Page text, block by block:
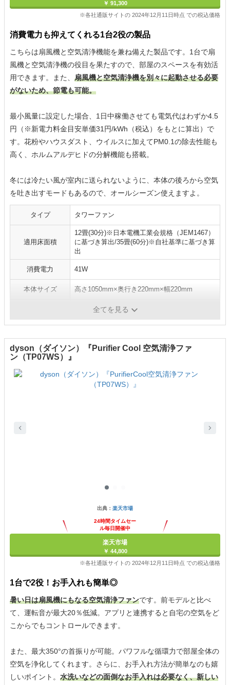
￥ 91,300
※各社通販サイトの 2024年12月11日時点 での税込価格
消費電力も抑えてくれる1台2役の製品
こちらは扇風機と空気清浄機能を兼ね備えた製品です。1台で扇
風機と空気清浄機の役目を果たすので、部屋のスペースを有効活
用できます。また、 扇風機と空気清浄機を別々に起動させる必要
がないため、節電も可能。
最小風量に設定した場合、1日中稼働させても電気代はわずか4.5
円（※新電力料金目安単価31円/kWh（税込）をもとに算出）で
す。花粉やハウスダスト、ウイルスに加えてPM0.1の除去性能も
高く、ホルムアルデヒドの分解機能も搭載。
冬には冷たい風が室内に送られないように、本体の後ろから空気
を吐き出すモードもあるので、オールシーズン使えますよ。
タイプ タワーファン
適用床面積
12畳(30分)※日本電機工業会規格（JEM1467）
に基づき算出/35畳(60分)※自社基準に基づき算
出
消費電力 41W
本体サイズ 高さ1050mm×奥行き220mm×幅220mm
5.00kg全てを見る
dyson（ダイソン）『Purifier Cool 空気清浄ファ
ン（TP07WS）』
出典： 楽天市場
24時間タイムセー
ル毎日開催中
楽天市場
￥ 44,800
※各社通販サイトの 2024年12月11日時点 での税込価格
1台で2役！お手入れも簡単◎
暑い日は扇風機にもなる空気清浄ファンです。前モデルと比べ
て、運転音が最大20％低減。アプリと連携すると自宅の空気をど
こからでもコントロールできます。
また、最大350°の首振りが可能。パワフルな循環力で部屋全体の
空気を浄化してくれます。さらに、お手入れ方法が簡単なのも嬉
しいポイント。 水洗いなどの面倒なお手入れは必要なく、新しい